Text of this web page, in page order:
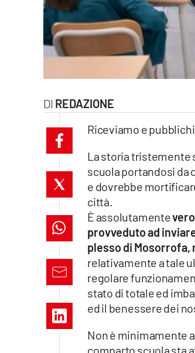
cosenzachannel.it
catanzarochannel.it
lacapitalenews.it
REDAZIONE
Riceviamo e
La storia tristemente
scuola portandosi da
e dovrebbe
città.
È assolutamente
provveduto ad
plesso di Mosorrofa,
relativamente a tale
regolare
stato di totale ed
ed il benessere dei
Non è minimamente